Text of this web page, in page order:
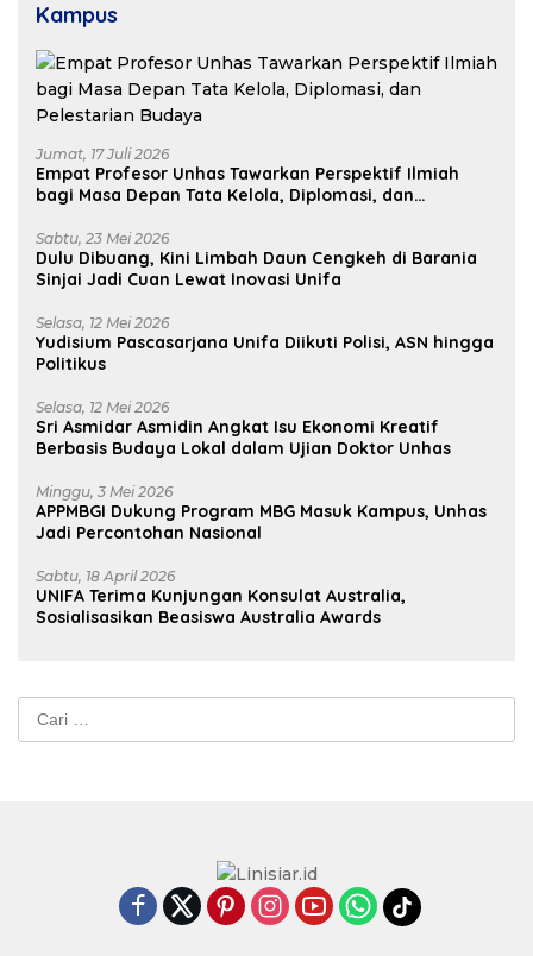
Kampus
Jumat, 17 Juli 2026
Empat Profesor Unhas Tawarkan Perspektif Ilmiah
bagi Masa Depan Tata Kelola, Diplomasi, dan
Sabtu, 23 Mei 2026
Dulu Dibuang, Kini Limbah Daun Cengkeh di Barania
Sinjai Jadi Cuan Lewat Inovasi Unifa
Selasa, 12 Mei 2026
Yudisium Pascasarjana Unifa Diikuti Polisi, ASN hingga
Politikus
Selasa, 12 Mei 2026
Sri Asmidar Asmidin Angkat Isu Ekonomi Kreatif
Berbasis Budaya Lokal dalam Ujian Doktor Unhas
Minggu, 3 Mei 2026
APPMBGI Dukung Program MBG Masuk Kampus, Unhas
Jadi Percontohan Nasional
Sabtu, 18 April 2026
UNIFA Terima Kunjungan Konsulat Australia,
Sosialisasikan Beasiswa Australia Awards
Cari
untuk: